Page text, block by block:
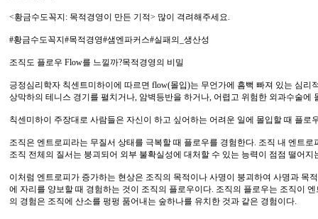
<황금수도꼭지: 목적경영이 만든 기적> 많이 격려해주세요.
#황금수도꼭지#목적경영#샘엔파커스#실패의_생산성
조직도 플로우 Flow를 느낄까?목적경영의 비밀
긍정심리학자 칙센트미하이에 따르면 flow(몰입)는 무언가에 흠뻑 빠져 있는 심
상막하의 테니스 경기를 펼치거나, 암벽등반을 하거나, 어렵고 위험한 외과수술에
칙센미하이 주장대로 사람들은 자신이 하고 싶어하는 어려운 일에 몰입할 때 플
조직은 엔트로피라는 무질서 상태를 극복할 때 플로우를 경험한다. 조직 내 엔트
조직 전체의 질서는 붕괴되어 외부 불확실성에 대처할 수 있는 능력이 점점 떨어
이처럼 엔트로피가 증가하는 현상은 조직의 목적이나 사명이 붕괴하여 사명과
에 자리를 양보할 때 경험하는 것이 조직의 플로우이다. 조직의 플로우는 조직이
의 경험은 조직에 산소를 펑펑 품어내는 숲하나를 유치한 것과 같은 경험이다.